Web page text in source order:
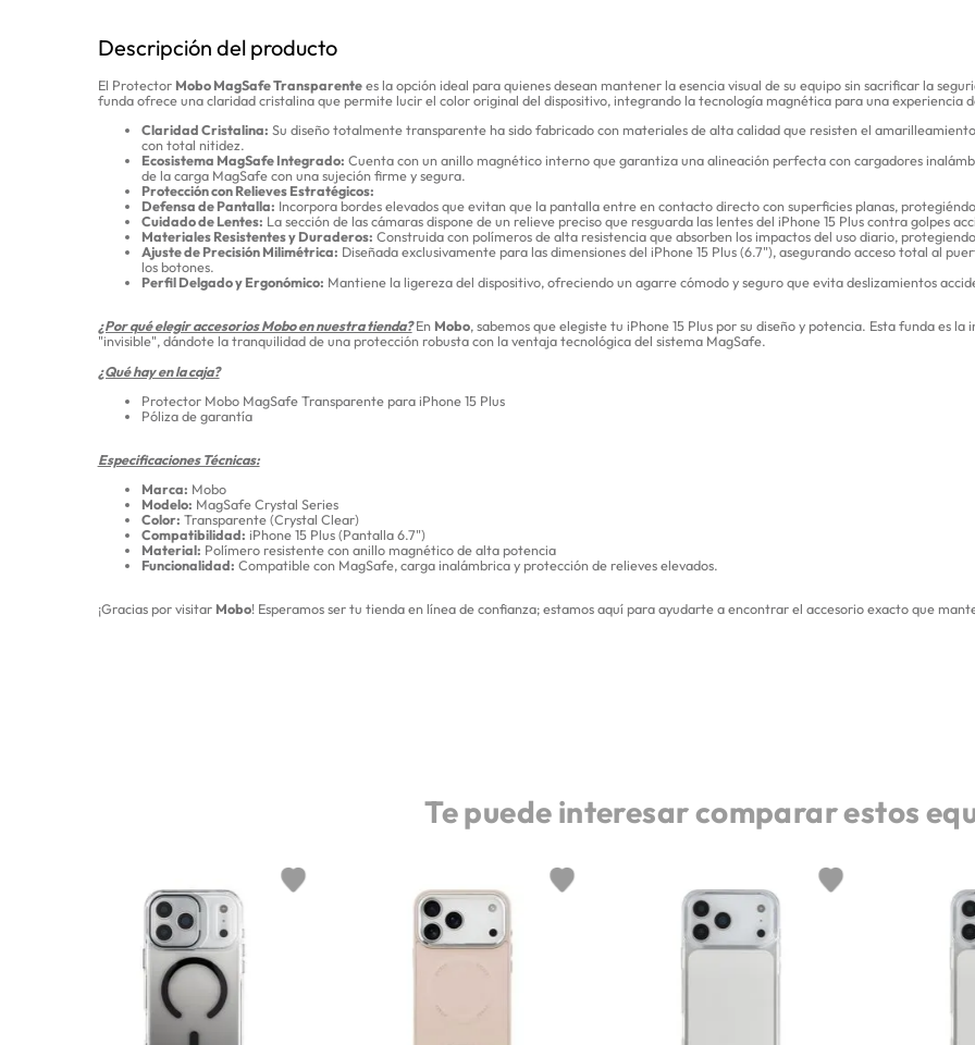
Descripción del producto
El Protector Mobo MagSafe Transparentees la opción ideal para quienes desean mantener la esencia visual de su equipo sin sacrificar la
funda ofrece una claridad cristalina que permite lucir el color original del dispositivo, integrando la tecnología magnética para una experiencia
Claridad Cristalina: Su diseño totalmente transparente ha sido fabricado con materiales de alta calidad que resisten el
con total nitidez.
Ecosistema MagSafe Integrado: Cuenta con un anillo magnético interno que garantiza una alineación perfecta con cargadores
de la carga MagSafe con una sujeción firme y segura.
Protección con Relieves Estratégicos:
Defensa de Pantalla: Incorpora bordes elevados que evitan que la pantalla entre en contacto directo con superficies planas,
Cuidado de Lentes: La sección de las cámaras dispone de un relieve preciso que resguarda las lentes del iPhone 15 Plus contra golpes
Materiales Resistentes y Duraderos: Construida con polímeros de alta resistencia que absorben los impactos del uso diario,
Ajuste de Precisión Milimétrica: Diseñada exclusivamente para las dimensiones del iPhone 15 Plus (6.7"), asegurando acceso total al
los botones.
Perfil Delgado y Ergonómico: Mantiene la ligereza del dispositivo, ofreciendo un agarre cómodo y seguro que evita deslizamientos
¿Por qué elegir accesorios Mobo en nuestra tienda?En Mobo, sabemos que elegiste tu iPhone 15 Plus por su diseño y potencia. Esta funda es
"invisible", dándote la tranquilidad de una protección robusta con la ventaja tecnológica del sistema MagSafe.
¿Qué hay en la caja?
Protector Mobo MagSafe Transparente para iPhone 15 Plus
Póliza de garantía
Especificaciones Técnicas:
Marca: Mobo
Modelo: MagSafe Crystal Series
Color: Transparente (Crystal Clear)
Compatibilidad: iPhone 15 Plus (Pantalla 6.7")
Material: Polímero resistente con anillo magnético de alta potencia
Funcionalidad: Compatible con MagSafe, carga inalámbrica y protección de relieves elevados.
¡Gracias por visitar Mobo! Esperamos ser tu tienda en línea de confianza; estamos aquí para ayudarte a encontrar el accesorio exacto que
Te puede interesar comparar estos